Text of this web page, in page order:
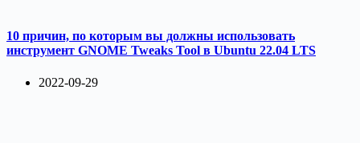
10 причин, по которым вы должны использовать
инструмент GNOME Tweaks Tool в Ubuntu 22.04 LTS
2022-09-29